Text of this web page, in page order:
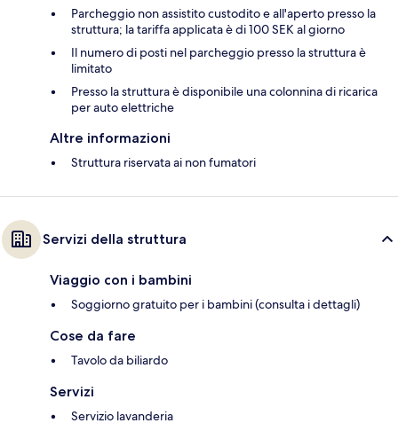
Parcheggio non assistito custodito e all'aperto presso la
struttura; la tariffa applicata è di 100 SEK al giorno
Il numero di posti nel parcheggio presso la struttura è
limitato
Presso la struttura è disponibile una colonnina di ricarica
per auto elettriche
Altre informazioni
Struttura riservata ai non fumatori
Servizi della struttura
Viaggio con i bambini
Soggiorno gratuito per i bambini (consulta i dettagli)
Cose da fare
Tavolo da biliardo
Servizi
Servizio lavanderia